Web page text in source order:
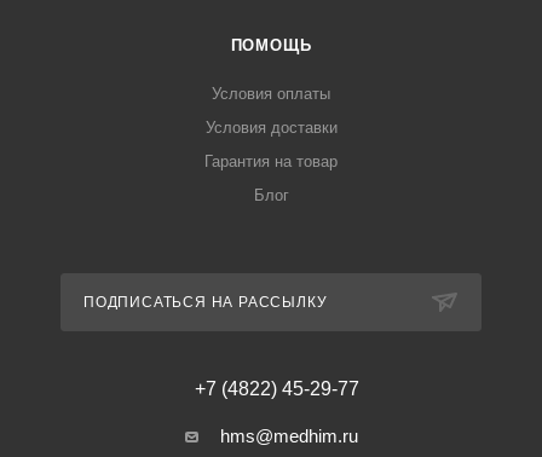
ПОМОЩЬ
Условия оплаты
Условия доставки
Гарантия на товар
Блог
ПОДПИСАТЬСЯ НА РАССЫЛКУ
+7 (4822) 45-29-77
hms@medhim.ru